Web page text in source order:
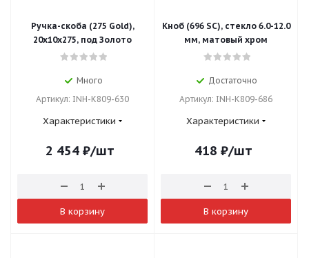
Ручка-скоба (275 Gold),
20х10х275, под Золото
Много
Артикул: INH-K809-630
Характеристики
2 454 ₽/шт
В корзину
Кноб (696 SC), стекло 6.0-12.0
мм, матовый хром
Достаточно
Артикул: INH-K809-686
Характеристики
418 ₽/шт
В корзину